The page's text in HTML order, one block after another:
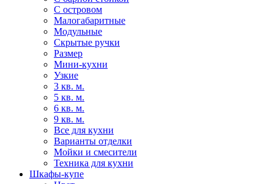
С островом
Малогабаритные
Модульные
Скрытые ручки
Размер
Мини-кухни
Узкие
3 кв. м.
5 кв. м.
6 кв. м.
9 кв. м.
Все для кухни
Варианты отделки
Мойки и смесители
Техника для кухни
Шкафы-купе